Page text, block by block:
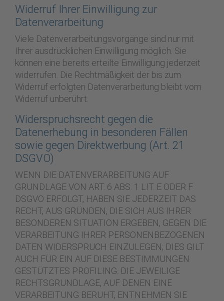
Widerruf Ihrer Einwilligung zur
Datenverarbeitung
Viele Datenverarbeitungsvorgänge sind nur mit
Ihrer ausdrücklichen Einwilligung möglich. Sie
können eine bereits erteilte Einwilligung jederzeit
widerrufen. Die Rechtmäßigkeit der bis zum
Widerruf erfolgten Datenverarbeitung bleibt vom
Widerruf unberührt.
Widerspruchsrecht gegen die
Datenerhebung in besonderen Fällen
sowie gegen Direktwerbung (Art. 21
DSGVO)
WENN DIE DATENVERARBEITUNG AUF
GRUNDLAGE VON ART. 6 ABS. 1 LIT. E ODER F
DSGVO ERFOLGT, HABEN SIE JEDERZEIT DAS
RECHT, AUS GRÜNDEN, DIE SICH AUS IHRER
BESONDEREN SITUATION ERGEBEN, GEGEN DIE
VERARBEITUNG IHRER PERSONENBEZOGENEN
DATEN WIDERSPRUCH EINZULEGEN; DIES GILT
AUCH FÜR EIN AUF DIESE BESTIMMUNGEN
GESTÜTZTES PROFILING. DIE JEWEILIGE
RECHTSGRUNDLAGE, AUF DENEN EINE
VERARBEITUNG BERUHT, ENTNEHMEN SIE